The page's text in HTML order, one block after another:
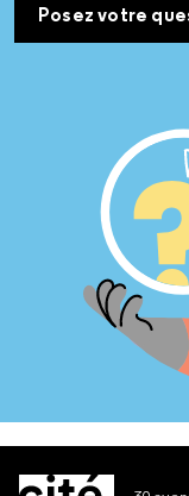
Posez votre